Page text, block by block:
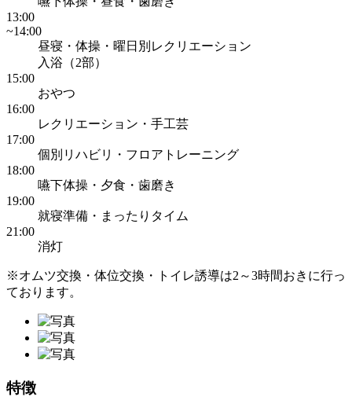
13:00
~14:00
昼寝・体操・曜日別レクリエーション
入浴（2部）
15:00
おやつ
16:00
レクリエーション・手工芸
17:00
個別リハビリ・フロアトレーニング
18:00
嚥下体操・夕食・歯磨き
19:00
就寝準備・まったりタイム
21:00
消灯
※オムツ交換・体位交換・トイレ誘導は2～3時間おきに行っ
ております。
特徴